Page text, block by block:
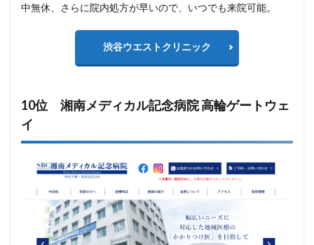
中無休、さらに院内処方が早いので、いつでも来院可能。
渋谷ウエストクリニック
10位 湘南メディカル記念病院 高輪ゲートウェ
イ